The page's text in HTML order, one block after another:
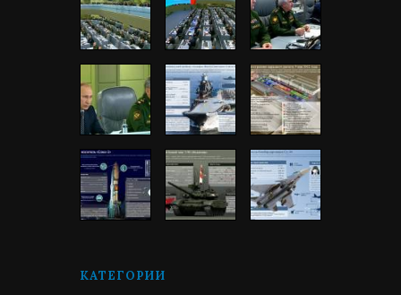
КАТЕГОРИИ